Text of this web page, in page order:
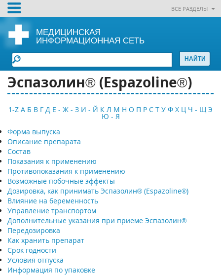
ВСЕ РАЗДЕЛЫ
МЕДИЦИНСКАЯ
ИНФОРМАЦИОННАЯ СЕТЬ
Эспазолин® (Espazoline®)
1-Z А Б В Г Д Е - Ж - З И - Й К Л М Н О П Р С Т У Ф Х Ц Ч - Щ Э
Ю - Я
Форма выпуска
Описание препарата
Состав
Показания к применению
Противопоказания к применению
Возможные побочные эффекты
Дозировка, как принимать Эспазолин® (Espazoline®)
Влияние на беременность
Управление транспортом
Дополнительные указания при приеме Эспазолин®
Передозировка
Как хранить препарат
Срок годности
Условия отпуска
Информация по упаковке